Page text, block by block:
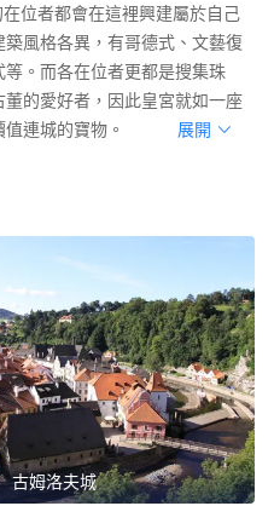
位者都會在這裡興建屬於自己
築風格各異，有哥德式、文藝復
。而各在位者更都是搜集珠
董的愛好者，因此皇宮就如一座
連城的寶物。
展開
古姆洛夫城